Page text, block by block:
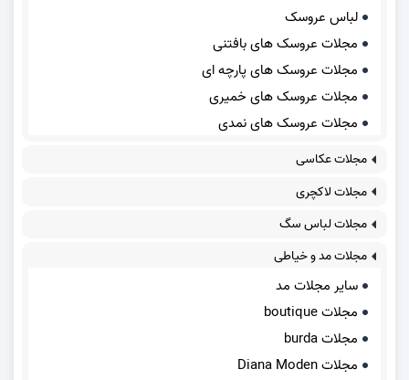
لباس عروسک
مجلات عروسک های بافتنی
مجلات عروسک های پارچه ای
مجلات عروسک های خمیری
مجلات عروسک های نمدی
مجلات عکاسی
مجلات لاکچری
مجلات لباس سگ
مجلات مد و خیاطی
سایر مجلات مد
مجلات boutique
مجلات burda
مجلات Diana Moden